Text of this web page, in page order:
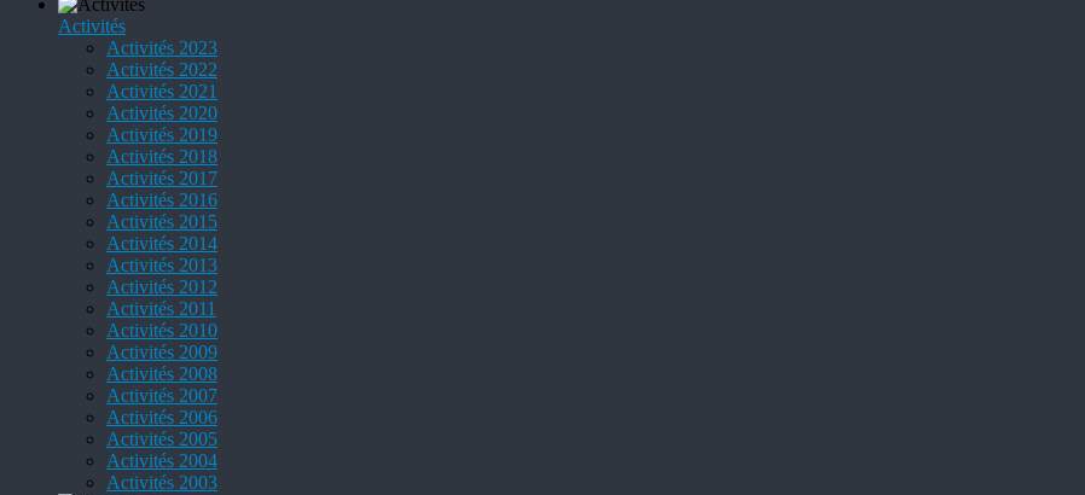
Activités
Activités 2023
Activités 2022
Activités 2021
Activités 2020
Activités 2019
Activités 2018
Activités 2017
Activités 2016
Activités 2015
Activités 2014
Activités 2013
Activités 2012
Activités 2011
Activités 2010
Activités 2009
Activités 2008
Activités 2007
Activités 2006
Activités 2005
Activités 2004
Activités 2003